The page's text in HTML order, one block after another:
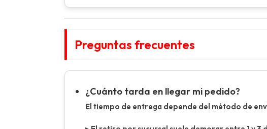
Preguntas frecuentes
¿Cuánto tarda en llegar mi pedido?
El tiempo de entrega depende del método de